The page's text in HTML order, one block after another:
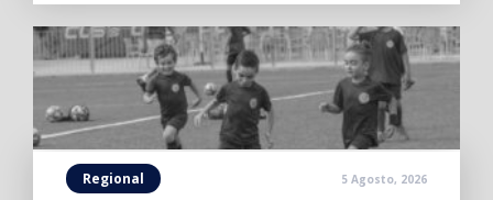
Regional 5 Agosto, 2026